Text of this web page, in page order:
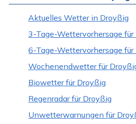
Aktuelles Wetter in Droyßig
3-Tage-Wettervorhersage für
6-Tage-Wettervorhersage für
Wochenendwetter für
Biowetter für Droyßig
Regenradar für Droyßig
Unwetterwarnungen für